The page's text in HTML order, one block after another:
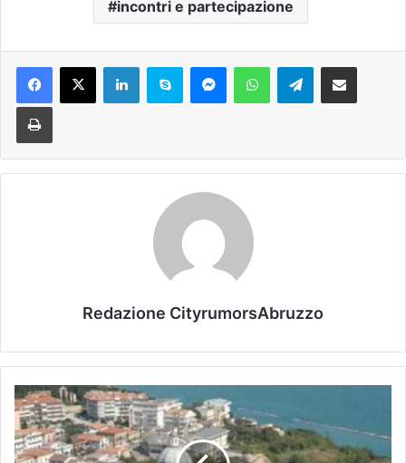
incontri e partecipazione
Telegram
Redazione CityrumorsAbruzzo